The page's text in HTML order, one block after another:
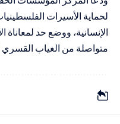
لحماية الأسيرات
الإنسانية، ووضع حد
متواصلة من الغياب القسري